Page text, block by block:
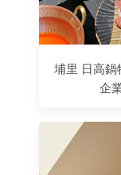
埔里 日高鍋
企